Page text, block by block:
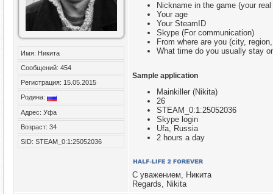
Имя: Никита
Сообщений: 454
Регистрация: 15.05.2015
Родина:
Адрес: Уфа
Возраст: 34
SID: STEAM_0:1:25052036
Nickname in the game (your real
Your age
Your SteamID
Skype (For communication)
From where are you (city,
What time do you usually stay
Sample application
Mainkiller (Nikita)
26
STEAM_0:1:25052036
Skype login
Ufa, Russia
2 hours a day
С уважением, Никита
Regards, Nikita